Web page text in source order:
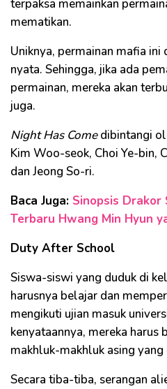
terpaksa memainkan
mematikan.
Uniknya, permainan mafia ini
nyata. Sehingga, jika ada
permainan, mereka akan
juga.
Night Has Comedibintangi
Kim Woo-seok, Choi Ye-bin,
dan Jeong So-ri.
Baca Juga: Sinopsis Drakor
Terbaru Hwang Min Hyun
Duty After School
Siswa-siswi yang duduk di
harusnya belajar dan
mengikuti ujian masuk
kenyataannya, mereka harus
makhluk-makhluk asing
Secara tiba-tiba, serangan